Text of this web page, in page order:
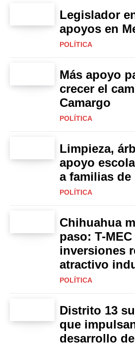
Legislador
apoyos en
POLÍTICA
Más apoyo
crecer el
Camargo
POLÍTICA
Limpieza,
apoyo
a familias de
POLÍTICA
Chihuahua
paso: T-MEC
inversiones
atractivo
POLÍTICA
Distrito 13
que
desarrollo